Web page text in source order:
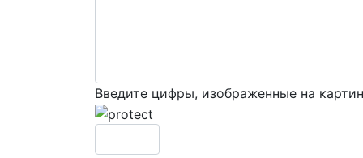
Введите цифры, изображенные на